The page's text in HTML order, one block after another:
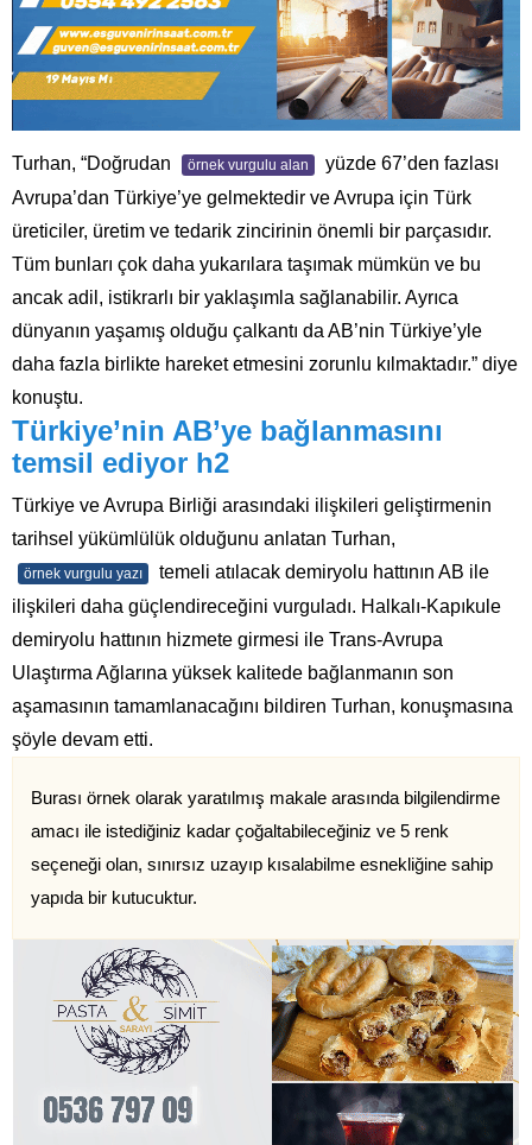
Turhan, “Doğrudan örnek vurgulu alan
yüzde 67’den fazlası
Avrupa’dan Türkiye’ye gelmektedir ve Avrupa için Türk
üreticiler, üretim ve tedarik zincirinin önemli bir parçasıdır.
Tüm bunları çok daha yukarılara taşımak mümkün ve bu
ancak adil, istikrarlı bir yaklaşımla sağlanabilir. Ayrıca
dünyanın yaşamış olduğu çalkantı da AB’nin Türkiye’yle
daha fazla birlikte hareket etmesini zorunlu kılmaktadır.” diye
konuştu.
Türkiye’nin AB’ye bağlanmasını
temsil ediyor h2
Türkiye ve Avrupa Birliği arasındaki ilişkileri geliştirmenin
tarihsel yükümlülük olduğunu anlatan Turhan,
örnek vurgulu yazı
temeli atılacak demiryolu hattının AB ile
ilişkileri daha güçlendireceğini vurguladı. Halkalı-Kapıkule
demiryolu hattının hizmete girmesi ile Trans-Avrupa
Ulaştırma Ağlarına yüksek kalitede bağlanmanın son
aşamasının tamamlanacağını bildiren Turhan, konuşmasına
şöyle devam etti.
Burası örnek olarak yaratılmış makale arasında bilgilendirme
amacı ile istediğiniz kadar çoğaltabileceğiniz ve 5 renk
seçeneği olan, sınırsız uzayıp kısalabilme esnekliğine sahip
yapıda bir kutucuktur.